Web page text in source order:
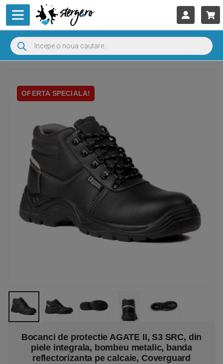
OFERTA SPECIALA!
Bocanci de protectie AGATE II, S3 SRC, din
piele integrala, bombeu metalic, banda
reflectorizanta pe calcaie, Coverguard